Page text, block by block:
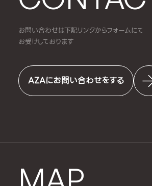
お問い合わせは下記リンクからフォームにて
お受けしております
AZAにお問い合わせをする